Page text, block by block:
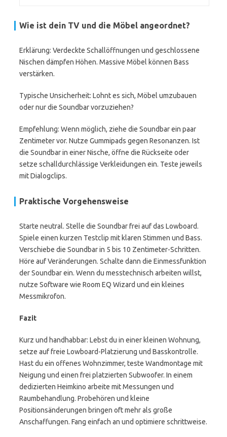
Wie ist dein TV und die Möbel angeordnet?
Erklärung: Verdeckte Schallöffnungen und geschlossene
Nischen dämpfen Höhen. Massive Möbel können Bass
verstärken.
Typische Unsicherheit: Lohnt es sich, Möbel umzubauen
oder nur die Soundbar vorzuziehen?
Empfehlung: Wenn möglich, ziehe die Soundbar ein paar
Zentimeter vor. Nutze Gummipads gegen Resonanzen. Ist
die Soundbar in einer Nische, öffne die Rückseite oder
setze schalldurchlässige Verkleidungen ein. Teste jeweils
mit Dialogclips.
Praktische Vorgehensweise
Starte neutral. Stelle die Soundbar frei auf das Lowboard.
Spiele einen kurzen Testclip mit klaren Stimmen und Bass.
Verschiebe die Soundbar in 5 bis 10 Zentimeter-Schritten.
Höre auf Veränderungen. Schalte dann die Einmessfunktion
der Soundbar ein. Wenn du messtechnisch arbeiten willst,
nutze Software wie Room EQ Wizard und ein kleines
Messmikrofon.
Fazit
Kurz und handhabbar: Lebst du in einer kleinen Wohnung,
setze auf freie Lowboard-Platzierung und Basskontrolle.
Hast du ein offenes Wohnzimmer, teste Wandmontage mit
Neigung und einen frei platzierten Subwoofer. In einem
dedizierten Heimkino arbeite mit Messungen und
Raumbehandlung. Probehören und kleine
Positionsänderungen bringen oft mehr als große
Anschaffungen. Fang einfach an und optimiere schrittweise.